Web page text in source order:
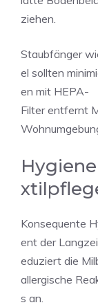
ziehen.
Staubfänger
el sollten
en mit HEPA-
Filter entfernt
Konsequente
ent der
eduziert die
allergische
s an.